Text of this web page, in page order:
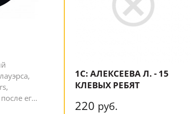
его
1С: АЛЕКСЕЕВА Л. - 15
КЛЕВЫХ РЕБЯТ
220 руб.